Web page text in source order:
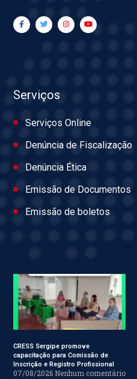
Serviços
Serviços Online
Denúncia de Fiscalização
Denúncia Ética
Emissão de Documentos
Emissão de boletos
CRESS Sergipe promove
capacitação para Comissão de
Inscrição e Registro Profissional
07/08/2026 Nenhum comentário